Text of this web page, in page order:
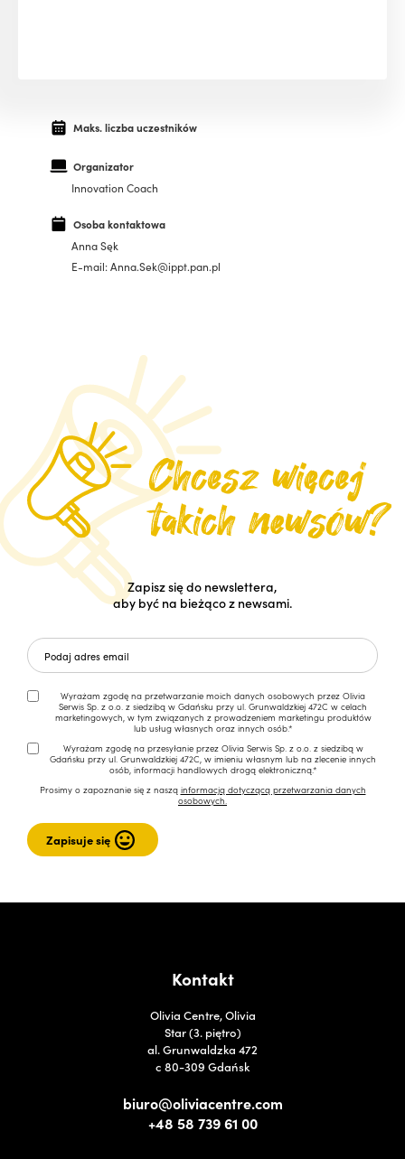
Maks. liczba uczestników
Organizator
Innovation Coach
Osoba kontaktowa
Anna Sęk
E-mail: Anna.Sek@ippt.pan.pl
Zapisz się do newslettera,
aby być na bieżąco z newsami.
Wyrażam zgodę na przetwarzanie moich danych osobowych przez Olivia
Serwis Sp. z o.o. z siedzibą w Gdańsku przy ul. Grunwaldzkiej 472C w celach
marketingowych, w tym związanych z prowadzeniem marketingu produktów
lub usług własnych oraz innych osób.*
Wyrażam zgodę na przesyłanie przez Olivia Serwis Sp. z o.o. z siedzibą w
Gdańsku przy ul. Grunwaldzkiej 472C, w imieniu własnym lub na zlecenie innych
osób, informacji handlowych drogą elektroniczną.*
Prosimy o zapoznanie się z naszą informacją dotyczącą przetwarzania danych
osobowych.
Kontakt
Olivia Centre, Olivia
Star (3. piętro)
al. Grunwaldzka 472
c 80-309 Gdańsk
biuro@oliviacentre.com
+48 58 739 61 00